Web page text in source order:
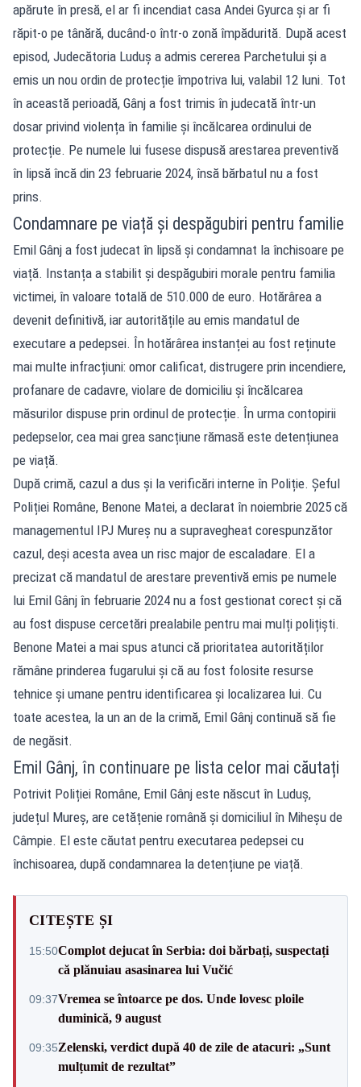
apărute în presă, el ar fi incendiat casa Andei Gyurca și ar fi
răpit-o pe tânără, ducând-o într-o zonă împădurită. După acest
episod, Judecătoria Luduș a admis cererea Parchetului și a
emis un nou ordin de protecție împotriva lui, valabil 12 luni. Tot
în această perioadă, Gânj a fost trimis în judecată într-un
dosar privind violența în familie și încălcarea ordinului de
protecție. Pe numele lui fusese dispusă arestarea preventivă
în lipsă încă din 23 februarie 2024, însă bărbatul nu a fost
prins.
Condamnare pe viață și despăgubiri pentru familie
Emil Gânj a fost judecat în lipsă și condamnat la închisoare pe
viață. Instanța a stabilit și despăgubiri morale pentru familia
victimei, în valoare totală de 510.000 de euro. Hotărârea a
devenit definitivă, iar autoritățile au emis mandatul de
executare a pedepsei. În hotărârea instanței au fost reținute
mai multe infracțiuni: omor calificat, distrugere prin incendiere,
profanare de cadavre, violare de domiciliu și încălcarea
măsurilor dispuse prin ordinul de protecție. În urma contopirii
pedepselor, cea mai grea sancțiune rămasă este detențiunea
pe viață.
După crimă, cazul a dus și la verificări interne în Poliție. Șeful
Poliției Române, Benone Matei, a declarat în noiembrie 2025 că
managementul IPJ Mureș nu a supravegheat corespunzător
cazul, deși acesta avea un risc major de escaladare. El a
precizat că mandatul de arestare preventivă emis pe numele
lui Emil Gânj în februarie 2024 nu a fost gestionat corect și că
au fost dispuse cercetări prealabile pentru mai mulți polițiști.
Benone Matei a mai spus atunci că prioritatea autorităților
rămâne prinderea fugarului și că au fost folosite resurse
tehnice și umane pentru identificarea și localizarea lui. Cu
toate acestea, la un an de la crimă, Emil Gânj continuă să fie
de negăsit.
Emil Gânj, în continuare pe lista celor mai căutați
Potrivit Poliției Române, Emil Gânj este născut în Luduș,
județul Mureș, are cetățenie română și domiciliul în Miheșu de
Câmpie. El este căutat pentru executarea pedepsei cu
închisoarea, după condamnarea la detențiune pe viață.
CITEȘTE ȘI
15:50Complot dejucat în Serbia: doi bărbați, suspectați
că plănuiau asasinarea lui Vučić
09:37Vremea se întoarce pe dos. Unde lovesc ploile
duminică, 9 august
09:35Zelenski, verdict după 40 de zile de atacuri: „Sunt
mulțumit de rezultat”